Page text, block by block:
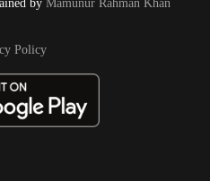
Policy